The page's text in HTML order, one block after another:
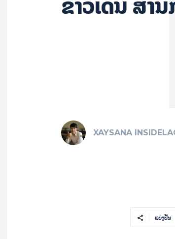
XAYSANA
ແບ່ງປັນ